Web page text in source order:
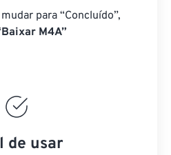
para “Concluído”,
M4A”
de usar